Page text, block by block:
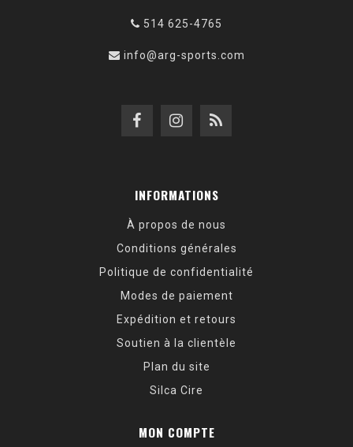
514 625-4765
info@arg-sports.com
INFORMATIONS
À propos de nous
Conditions générales
Politique de confidentialité
Modes de paiement
Expédition et retours
Soutien à la clientèle
Plan du site
Silca Cire
MON COMPTE